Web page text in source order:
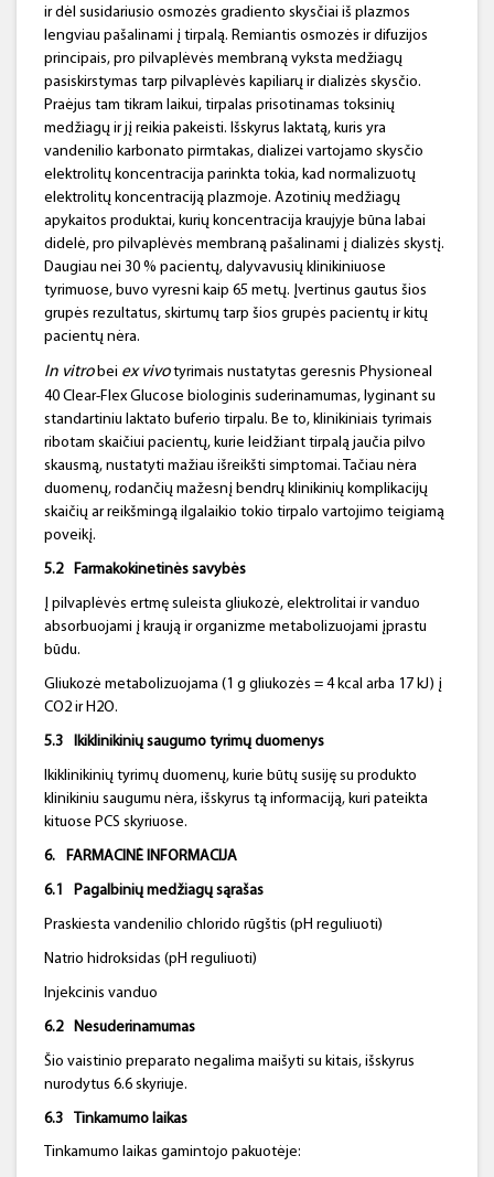
ir dėl susidariusio osmozės gradiento skysčiai iš plazmos
lengviau pašalinami į tirpalą. Remiantis osmozės ir difuzijos
principais, pro pilvaplėvės membraną vyksta medžiagų
pasiskirstymas tarp pilvaplėvės kapiliarų ir dializės skysčio.
Praėjus tam tikram laikui, tirpalas prisotinamas toksinių
medžiagų ir jį reikia pakeisti. Išskyrus laktatą, kuris yra
vandenilio karbonato pirmtakas, dializei vartojamo skysčio
elektrolitų koncentracija parinkta tokia, kad normalizuotų
elektrolitų koncentraciją plazmoje. Azotinių medžiagų
apykaitos produktai, kurių koncentracija kraujyje būna labai
didelė, pro pilvaplėvės membraną pašalinami į dializės skystį.
Daugiau nei 30 % pacientų, dalyvavusių klinikiniuose
tyrimuose, buvo vyresni kaip 65 metų. Įvertinus gautus šios
grupės rezultatus, skirtumų tarp šios grupės pacientų ir kitų
pacientų nėra.
In vitrobei ex vivotyrimais nustatytas geresnis Physioneal
40 Clear-Flex Glucose biologinis suderinamumas, lyginant su
standartiniu laktato buferio tirpalu. Be to, klinikiniais tyrimais
ribotam skaičiui pacientų, kurie leidžiant tirpalą jaučia pilvo
skausmą, nustatyti mažiau išreikšti simptomai. Tačiau nėra
duomenų, rodančių mažesnį bendrų klinikinių komplikacijų
skaičių ar reikšmingą ilgalaikio tokio tirpalo vartojimo teigiamą
poveikį.
5.2 Farmakokinetinės savybės
Į pilvaplėvės ertmę suleista gliukozė, elektrolitai ir vanduo
absorbuojami į kraują ir organizme metabolizuojami įprastu
būdu.
Gliukozė metabolizuojama (1 g gliukozės = 4 kcal arba 17 kJ) į
CO2 ir H2O.
5.3 Ikiklinikinių saugumo tyrimų duomenys
Ikiklinikinių tyrimų duomenų, kurie būtų susiję su produkto
klinikiniu saugumu nėra, išskyrus tą informaciją, kuri pateikta
kituose PCS skyriuose.
6. FARMACINĖ INFORMACIJA
6.1 Pagalbinių medžiagų sąrašas
Praskiesta vandenilio chlorido rūgštis (pH reguliuoti)
Natrio hidroksidas (pH reguliuoti)
Injekcinis vanduo
6.2 Nesuderinamumas
Šio vaistinio preparato negalima maišyti su kitais, išskyrus
nurodytus 6.6 skyriuje.
6.3
Tinkamumo laikas
Tinkamumo laikas gamintojo pakuotėje: